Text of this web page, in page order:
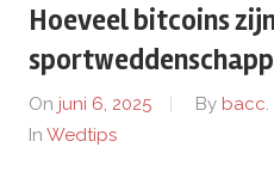
a
c
h
Hoeveel bitcoins
On juni 6, 2025 By bacc.
In Wedtips